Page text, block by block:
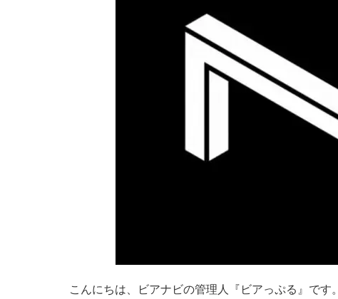
こんにちは、ビアナビの管理人『ビアっぷる』です。